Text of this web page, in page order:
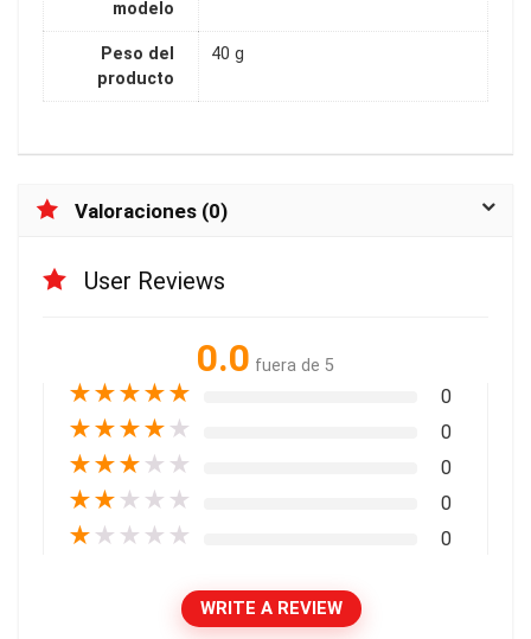
modelo
Peso del
producto
40 g
Valoraciones (0)
User Reviews
0.0 fuera de 5
★★★★★ 0
★★★★ ★ 0
★★★ ★ ★ 0
★★ ★ ★ ★ 0
★ ★ ★ ★ ★ 0
WRITE A REVIEW